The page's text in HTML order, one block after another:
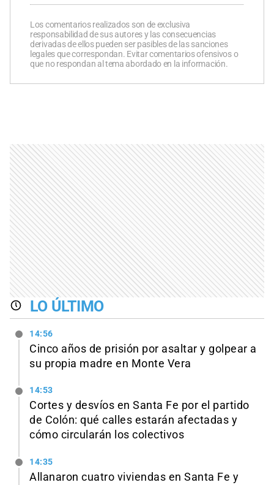
Los comentarios realizados son de exclusiva
responsabilidad de sus autores y las consecuencias
derivadas de ellos pueden ser pasibles de las sanciones
legales que correspondan. Evitar comentarios ofensivos o
que no respondan al tema abordado en la información.
LO ÚLTIMO
14:56
Cinco años de prisión por asaltar y golpear a
su propia madre en Monte Vera
14:53
Cortes y desvíos en Santa Fe por el partido
de Colón: qué calles estarán afectadas y
cómo circularán los colectivos
14:35
Allanaron cuatro viviendas en Santa Fe y